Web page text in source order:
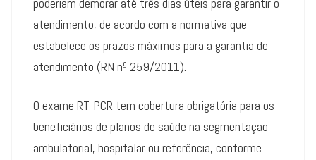
poderiam demorar até três dias úteis para garantir o
atendimento, de acordo com a normativa que
estabelece os prazos máximos para a garantia de
atendimento (RN nº 259/2011).
O exame RT-PCR tem cobertura obrigatória para os
beneficiários de planos de saúde na segmentação
ambulatorial, hospitalar ou referência, conforme